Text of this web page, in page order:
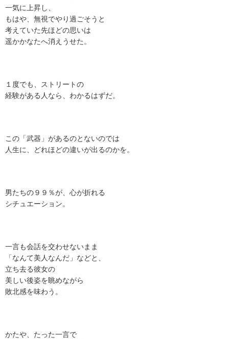
一気に上昇し、
もはや、無視でやり過ごそうと
考えていた先ほどの思いは
遥かかなたへ消えうせた。
１度でも、ストリートの
経験がある人なら、わかるはずだ。
この「武器」があるのとないのでは
人生に、どれほどの違いが出るのかを。
男たちの９９％が、心が折れる
シチュエーション。
一言も会話を交わせないまま
「なんて美人なんだ」などと、
立ち去る彼女の
美しい後姿を眺めながら
敗北感を味わう。
かたや、たった一言で